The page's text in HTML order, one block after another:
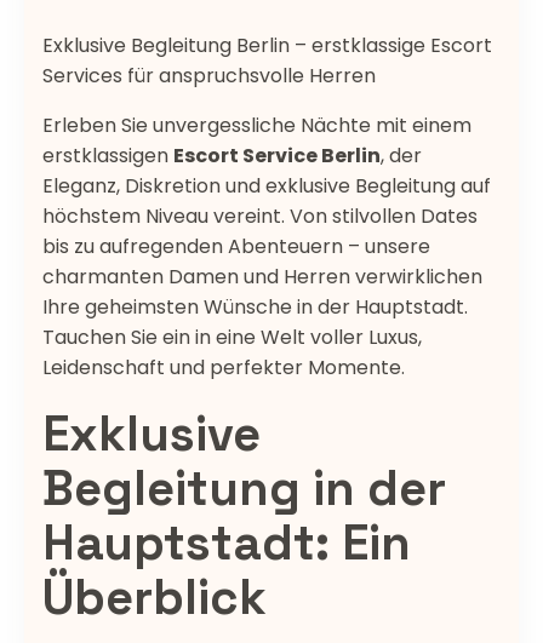
Exklusive Begleitung Berlin – erstklassige Escort
Services für anspruchsvolle Herren
Erleben Sie unvergessliche Nächte mit einem
erstklassigen Escort Service Berlin, der
Eleganz, Diskretion und exklusive Begleitung auf
höchstem Niveau vereint. Von stilvollen Dates
bis zu aufregenden Abenteuern – unsere
charmanten Damen und Herren verwirklichen
Ihre geheimsten Wünsche in der Hauptstadt.
Tauchen Sie ein in eine Welt voller Luxus,
Leidenschaft und perfekter Momente.
Exklusive
Begleitung in der
Hauptstadt: Ein
Überblick